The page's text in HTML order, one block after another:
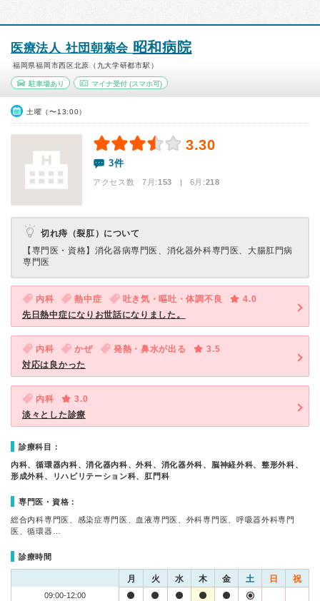
医療法人 社団朝菊会 昭和病院
福岡県福岡市西区北原（九大学研都市駅）
駐車場あり マイナ受付(スマホ可)
土曜（〜13:00）
3.30
3件
アクセス数 7月:153 | 6月:218
切れ痔（裂肛）について
【専門医・資格】 消化器病専門医、消化器外科専門医、大腸肛門病
専門医
内科 熱中症 吐き気・嘔吐・体調不良
4.0
先日熱中症になりお世話になりました。
内科 かぜ 発熱・鼻水が出る
3.5
対応は良かった
内科
3.0
淡々とした診療
診療科目：
内科、循環器内科、消化器内科、外科、消化器外科、脳神経外科、整形外科、
形成外科、リハビリテーション科、肛門科
専門医・資格：
総合内科専門医、感染症専門医、血液専門医、外科専門医、呼吸器外科専門
医、循環器…
診療時間
月 火 水 木 金 土 日 祝
09:00-12:00